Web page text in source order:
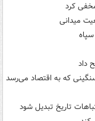
کرد
میدانی
داد
که به اقتصاد می‌رسد
تاریخ تبدیل شود